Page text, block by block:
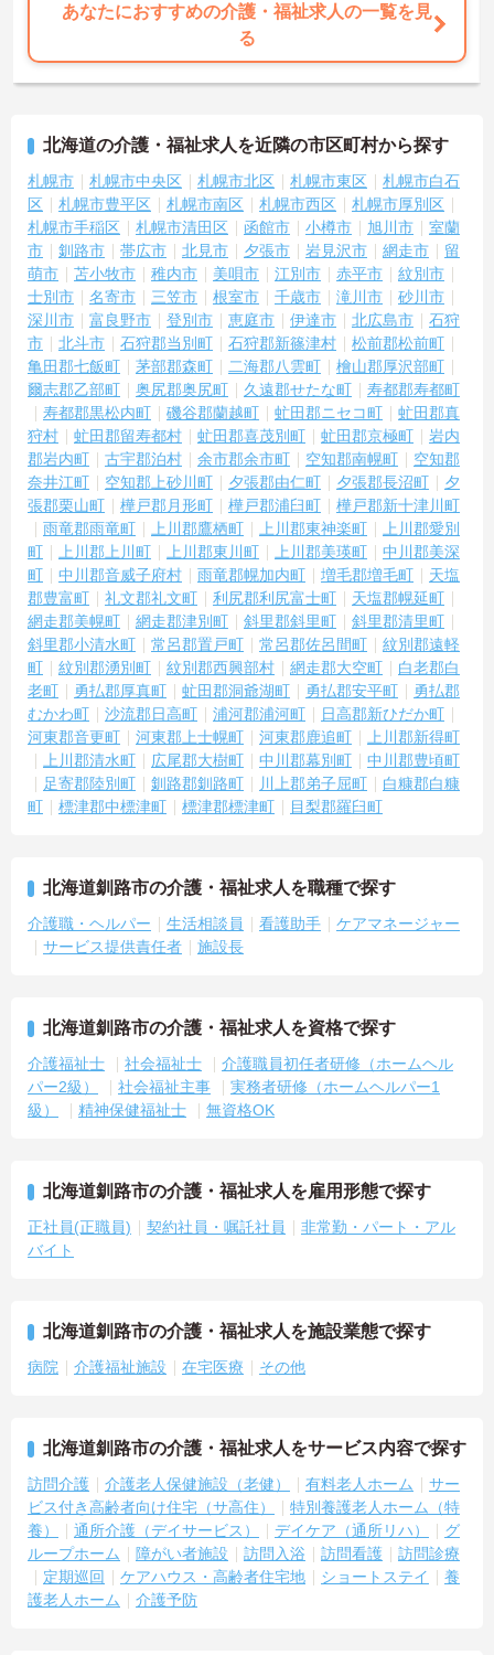
あなたにおすすめの介護・福祉求人の一覧を見
る
北海道の介護・福祉求人を近隣の市区町村から探す
札幌市 札幌市中央区 札幌市北区 札幌市東区
札幌市白石
区
札幌市豊平区 札幌市南区 札幌市西区
札幌市厚別区
札幌市手稲区
札幌市清田区 函館市 小樽市 旭川市
室蘭
市
釧路市 帯広市 北見市 夕張市 岩見沢市 網走市
留
萌市
苫小牧市 稚内市 美唄市 江別市 赤平市
紋別市
士別市
名寄市 三笠市 根室市 千歳市 滝川市
砂川市
深川市
富良野市 登別市 恵庭市 伊達市 北広島市
石狩
市
北斗市 石狩郡当別町 石狩郡新篠津村
松前郡松前町
亀田郡七飯町
茅部郡森町 二海郡八雲町
檜山郡厚沢部町
爾志郡乙部町
奥尻郡奥尻町 久遠郡せたな町
寿都郡寿都町
寿都郡黒松内町
磯谷郡蘭越町 虻田郡ニセコ町
虻田郡真
狩村
虻田郡留寿都村 虻田郡喜茂別町 虻田郡京極町
岩内
郡岩内町
古宇郡泊村 余市郡余市町 空知郡南幌町
空知郡
奈井江町
空知郡上砂川町 夕張郡由仁町 夕張郡長沼町
夕
張郡栗山町
樺戸郡月形町 樺戸郡浦臼町
樺戸郡新十津川町
雨竜郡雨竜町
上川郡鷹栖町 上川郡東神楽町
上川郡愛別
町
上川郡上川町 上川郡東川町 上川郡美瑛町
中川郡美深
町
中川郡音威子府村 雨竜郡幌加内町 増毛郡増毛町
天塩
郡豊富町
礼文郡礼文町 利尻郡利尻富士町
天塩郡幌延町
網走郡美幌町
網走郡津別町 斜里郡斜里町
斜里郡清里町
斜里郡小清水町
常呂郡置戸町 常呂郡佐呂間町
紋別郡遠軽
町
紋別郡湧別町 紋別郡西興部村 網走郡大空町
白老郡白
老町
勇払郡厚真町 虻田郡洞爺湖町 勇払郡安平町
勇払郡
むかわ町
沙流郡日高町 浦河郡浦河町
日高郡新ひだか町
河東郡音更町
河東郡上士幌町 河東郡鹿追町
上川郡新得町
上川郡清水町
広尾郡大樹町 中川郡幕別町
中川郡豊頃町
足寄郡陸別町
釧路郡釧路町 川上郡弟子屈町
白糠郡白糠
町
標津郡中標津町 標津郡標津町 目梨郡羅臼町
北海道釧路市の介護・福祉求人を職種で探す
介護職・ヘルパー 生活相談員 看護助手
ケアマネージャー
サービス提供責任者
施設長
北海道釧路市の介護・福祉求人を資格で探す
介護福祉士 社会福祉士
介護職員初任者研修（ホームヘル
パー2級）
社会福祉主事
実務者研修（ホームヘルパー1
級）
精神保健福祉士 無資格OK
北海道釧路市の介護・福祉求人を雇用形態で探す
正社員(正職員) 契約社員・嘱託社員
非常勤・パート・アル
バイト
北海道釧路市の介護・福祉求人を施設業態で探す
病院 介護福祉施設 在宅医療 その他
北海道釧路市の介護・福祉求人をサービス内容で探す
訪問介護 介護老人保健施設（老健） 有料老人ホーム
サー
ビス付き高齢者向け住宅（サ高住）
特別養護老人ホーム（特
養）
通所介護（デイサービス） デイケア（通所リハ）
グ
ループホーム
障がい者施設 訪問入浴 訪問看護
訪問診療
定期巡回
ケアハウス・高齢者住宅地 ショートステイ
養
護老人ホーム
介護予防